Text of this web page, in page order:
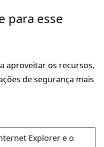
para esse
aproveitar os recursos,
de segurança mais
Explorer e o